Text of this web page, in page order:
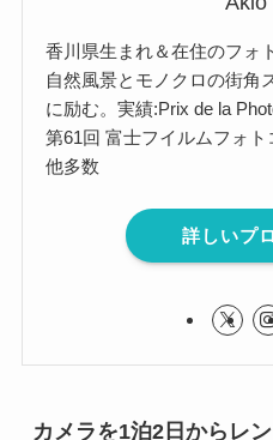
香川県生まれ＆在住のフォ
自然風景とモノクロの街角
に励む。実績:Prix de la
第61回 富士フイルムフォ
他多数
詳しいプ
カメラを1泊2日からレン